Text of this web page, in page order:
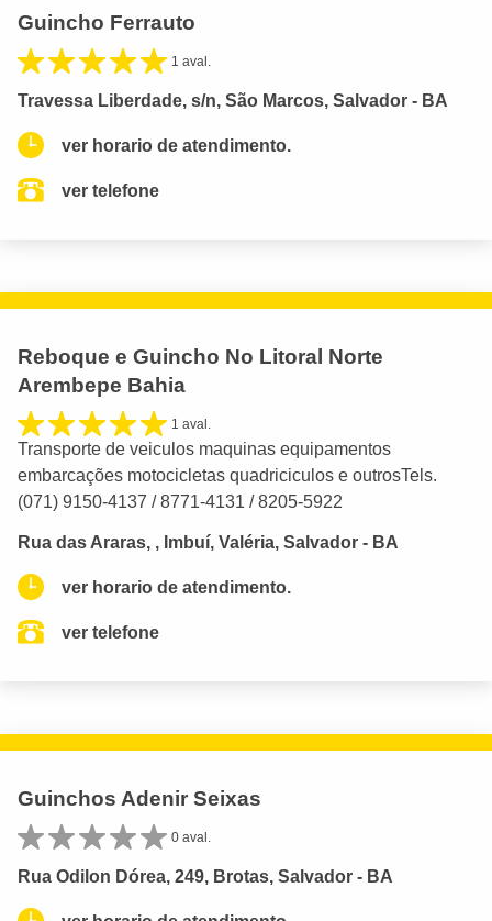
Guincho Ferrauto
1 aval.
Travessa Liberdade, s/n, São Marcos, Salvador - BA
ver horario de atendimento.
ver telefone
Reboque e Guincho No Litoral Norte
Arembepe Bahia
1 aval.
Transporte de veiculos maquinas equipamentos
embarcações motocicletas quadriciculos e outrosTels.
(071) 9150-4137 / 8771-4131 / 8205-5922
Rua das Araras, , Imbuí, Valéria, Salvador - BA
ver horario de atendimento.
ver telefone
Guinchos Adenir Seixas
0 aval.
Rua Odilon Dórea, 249, Brotas, Salvador - BA